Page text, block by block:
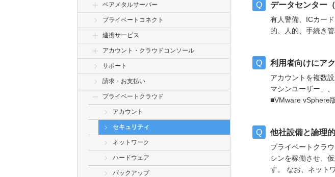
ベアメタルサーバー
プライベートコネクト
連携サービス
アカウント・クラウドコンソール
サポート
請求・お支払い
プライベートクラウド
アカウント
セキュリティ
ネットワーク
ハードウェア
バックアップ
データセンター
有人警備、ICカー
的、人的、手続き
利用者向けにア
アカウントを複数
マシンユーザー」
■VMware vSphere
他社設備と論理
プライベートクラ
シンを稼働させ、
す。 なお、ネット